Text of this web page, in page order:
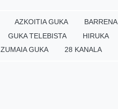
AZKOITIA GUKA
BARRENA
GUKA TELEBISTA
HIRUKA
ZUMAIA GUKA 28 KANALA